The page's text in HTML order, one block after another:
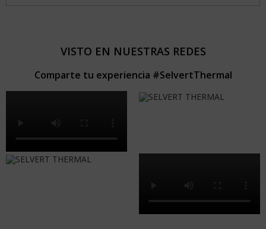
VISTO EN NUESTRAS REDES
Comparte tu experiencia #SelvertThermal